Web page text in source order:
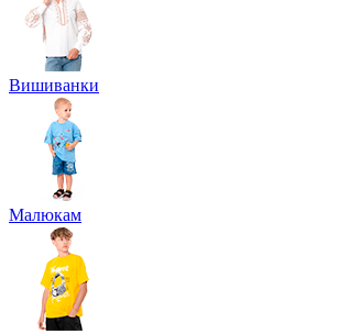
Вишиванки
Малюкам